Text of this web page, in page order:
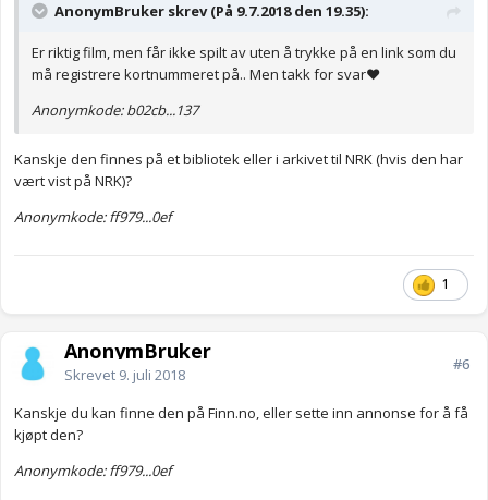
AnonymBruker skrev (På 9.7.2018 den 19.35):
Er riktig film, men får ikke spilt av uten å trykke på en link som du
må registrere kortnummeret på.. Men takk for svar❤
Anonymkode: b02cb...137
Kanskje den finnes på et bibliotek eller i arkivet til NRK (hvis den har
vært vist på NRK)?
Anonymkode: ff979...0ef
1
AnonymBruker
Skrevet 9. juli 2018
#6
Kanskje du kan finne den på Finn.no, eller sette inn annonse for å få
kjøpt den?
Anonymkode: ff979...0ef